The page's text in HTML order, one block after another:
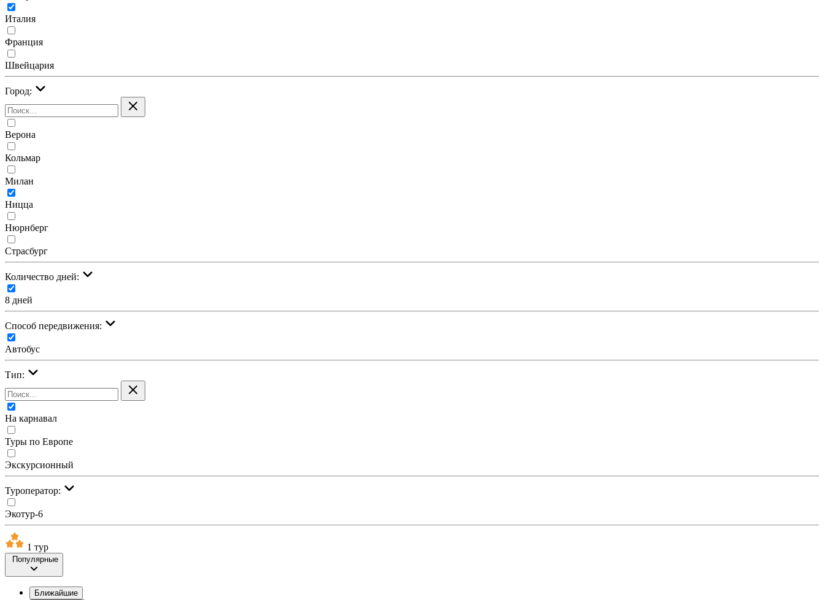
Италия
Франция
Швейцария
Город:
Верона
Кольмар
Милан
Ницца
Нюрнберг
Страсбург
Количество дней:
8 дней
Cпособ передвижения:
Автобус
Тип:
На карнавал
Туры по Европе
Экскурсионный
Туроператор:
Экотур-6
1 тур
Популярные
Ближайшие